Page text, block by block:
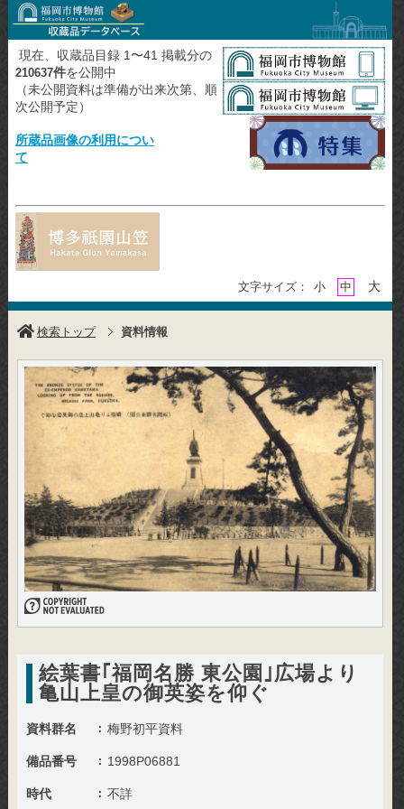
現在、収蔵品目録 1〜41 掲載分の
210637件を公開中
（未公開資料は準備が出来次第、順
次公開予定）
所蔵品画像の利用につい
て
文字サイズ： 小 中 大
検索トップ 資料情報
絵葉書｢福岡名勝 東公園｣広場より
亀山上皇の御英姿を仰ぐ
資料群名 梅野初平資料
備品番号 1998P06881
時代 不詳